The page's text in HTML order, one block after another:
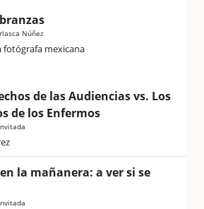
Núñez
fotógrafa mexicana
de las Audiencias vs. Los
de los Enfermos
la mañanera: a ver si se